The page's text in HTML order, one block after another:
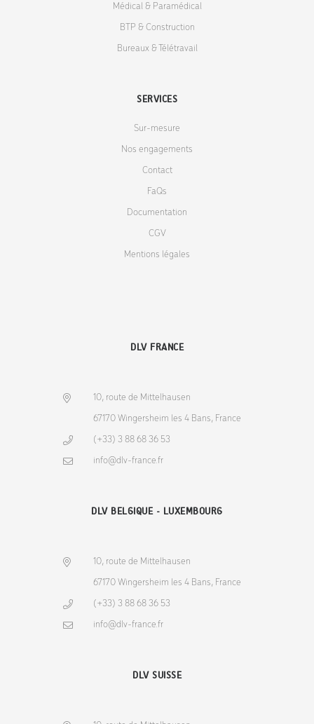
Médical & Paramédical
BTP & Construction
Bureaux & Télétravail
SERVICES
Sur-mesure
Nos engagements
Contact
FaQs
Documentation
CGV
Mentions légales
DLV FRANCE
10, route de Mittelhausen
67170 Wingersheim les 4 Bans, France
(+33) 3 88 68 36 53
info@dlv-france.fr
DLV BELGIQUE - LUXEMBOURG
10, route de Mittelhausen
67170 Wingersheim les 4 Bans, France
(+33) 3 88 68 36 53
info@dlv-france.fr
DLV SUISSE